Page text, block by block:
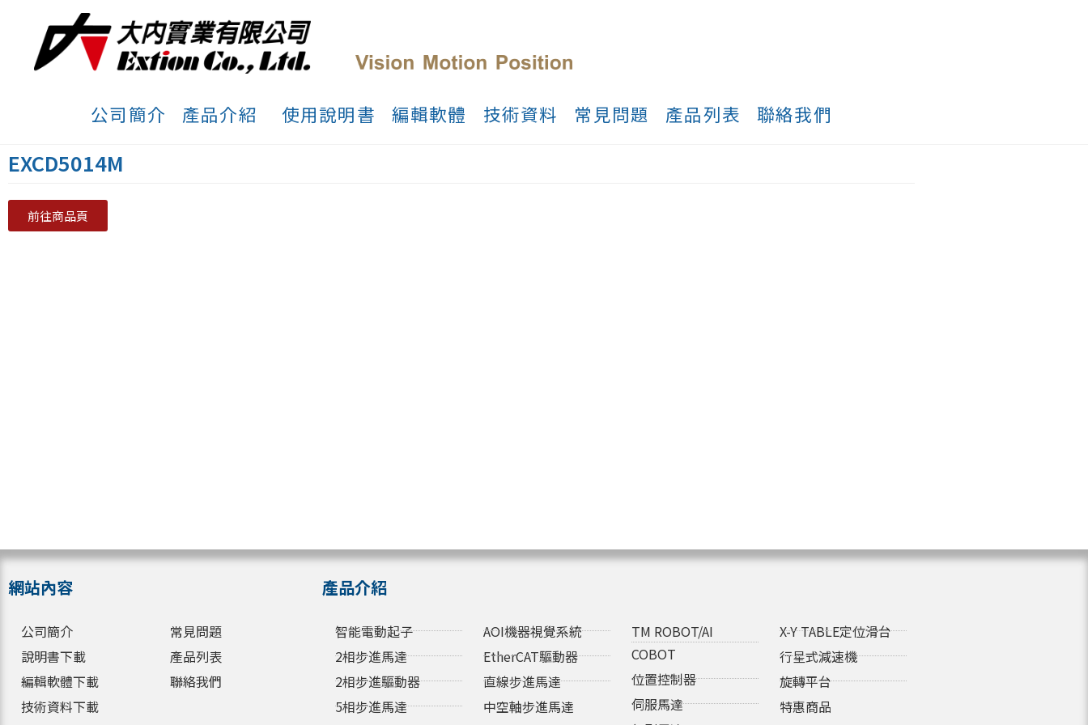
公司簡介 產品介紹 使用說明書 編輯軟體 技術資料 常見問題 產品列表 聯絡我們
EXCD5014M
前往商品頁
網站內容
公司簡介
說明書下載
編輯軟體下載
技術資料下載
常見問題
產品列表
聯絡我們
產品介紹
智能電動起子
2相步進馬達
2相步進驅動器
5相步進馬達
AOI機器視覺系統
EtherCAT驅動器
直線步進馬達
中空軸步進馬達
TM ROBOT/AI
COBOT
位置控制器
伺服馬達
X-Y TABLE定位滑台
行星式減速機
旋轉平台
特惠商品